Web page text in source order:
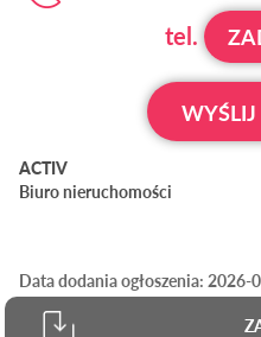
tel.
ACTIV
Biuro nieruchomości
Data dodania ogłoszenia: 2026-